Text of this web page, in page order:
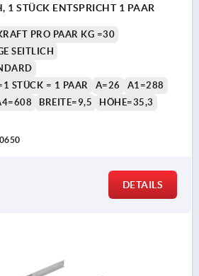
1 STÜCK ENTSPRICHT 1 PAAR
PRO PAAR KG =30
SEITLICH
STÜCK = 1 PAAR
A=26
A1=288
BREITE=9,5
HÖHE=35,3
DETAILS